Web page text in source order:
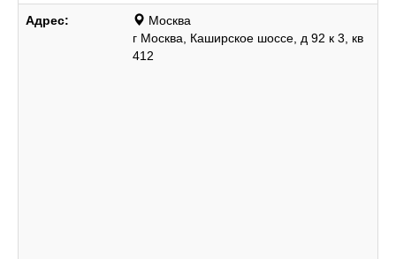
Адрес:
Москва
г Москва, Каширское шоссе, д 92 к 3, кв
412